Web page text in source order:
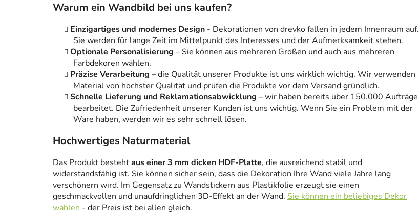
Warum ein Wandbild bei uns kaufen?
Einzigartiges und modernes Design - Dekorationen von drevko fallen in jedem Innenraum auf.
Sie werden für lange Zeit im Mittelpunkt des Interesses und der Aufmerksamkeit stehen.
Optionale Personalisierung – Sie können aus mehreren Größen und auch aus mehreren
Farbdekoren wählen.
Präzise Verarbeitung – die Qualität unserer Produkte ist uns wirklich wichtig. Wir verwenden
Material von höchster Qualität und prüfen die Produkte vor dem Versand gründlich.
Schnelle Lieferung und Reklamationsabwicklung –wir haben bereits über 150.000 Aufträge
bearbeitet. Die Zufriedenheit unserer Kunden ist uns wichtig. Wenn Sie ein Problem mit der
Ware haben, werden wir es sehr schnell lösen.
Hochwertiges Naturmaterial
Das Produkt bestehtaus einer 3 mm dicken HDF-Platte, die ausreichend stabil und
widerstandsfähig ist. Sie können sicher sein, dass die Dekoration Ihre Wand viele Jahre lang
verschönern wird. Im Gegensatz zu Wandstickern aus Plastikfolie erzeugt sie einen
geschmackvollen und unaufdringlichen 3D-Effekt an der Wand. Sie können ein beliebiges Dekor
wählen - der Preis ist bei allen gleich.